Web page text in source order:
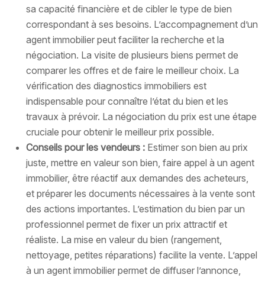
sa capacité financière et de cibler le type de bien
correspondant à ses besoins. L’accompagnement d’un
agent immobilier peut faciliter la recherche et la
négociation. La visite de plusieurs biens permet de
comparer les offres et de faire le meilleur choix. La
vérification des diagnostics immobiliers est
indispensable pour connaître l’état du bien et les
travaux à prévoir. La négociation du prix est une étape
cruciale pour obtenir le meilleur prix possible.
Conseils pour les vendeurs : Estimer son bien au prix
juste, mettre en valeur son bien, faire appel à un agent
immobilier, être réactif aux demandes des acheteurs,
et préparer les documents nécessaires à la vente sont
des actions importantes. L’estimation du bien par un
professionnel permet de fixer un prix attractif et
réaliste. La mise en valeur du bien (rangement,
nettoyage, petites réparations) facilite la vente. L’appel
à un agent immobilier permet de diffuser l’annonce,